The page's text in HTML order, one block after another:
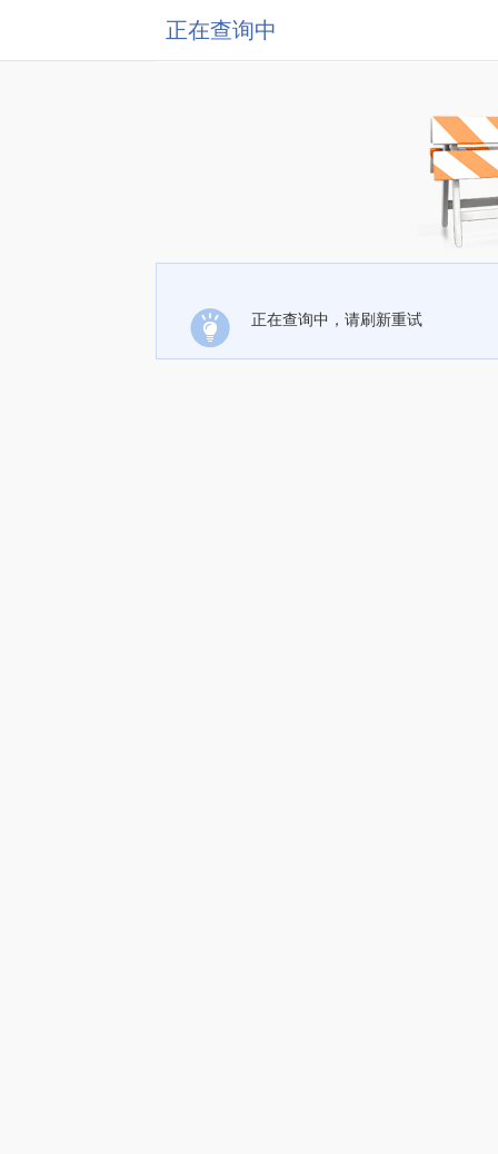
正在查询中
正在查询中，请刷新重试